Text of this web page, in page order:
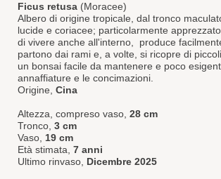
Ficus retusa (Moracee)
Albero di origine tropicale, dal tronco
lucide e coriacee; particolarmente
di vivere anche all'interno, produce
partono dai rami e, a volte, si ricopre di
un bonsai facile da mantenere e poco
annaffiature e le concimazioni.
Origine, Cina
Altezza, compreso vaso, 28 cm
Tronco, 3 cm
Vaso, 19 cm
Età stimata, 7 anni
Ultimo rinvaso, Dicembre 2025